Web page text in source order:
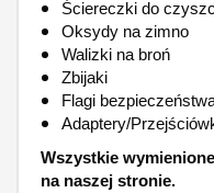
Ściereczki do
Oksydy na zimno
Walizki na broń
Zbijaki
Flagi
Adaptery/
Wszystkie
na naszej stronie.